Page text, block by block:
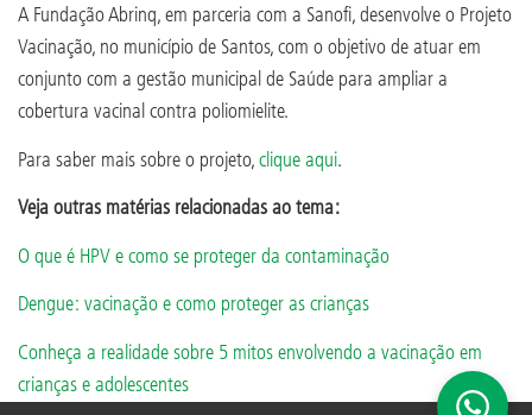
A Fundação Abrinq, em parceria com a Sanofi, desenvolve o Projeto
Vacinação, no município de Santos, com o objetivo de atuar em
conjunto com a gestão municipal de Saúde para ampliar a
cobertura vacinal contra poliomielite.
Para saber mais sobre o projeto,clique aqui.
Veja outras matérias relacionadas ao tema:
O que é HPV e como se proteger da contaminação
Dengue: vacinação e como proteger as crianças
Conheça a realidade sobre 5 mitos envolvendo a vacinação em
crianças e adolescentes